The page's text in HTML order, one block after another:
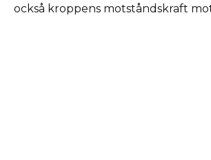
också kroppens motståndskraft